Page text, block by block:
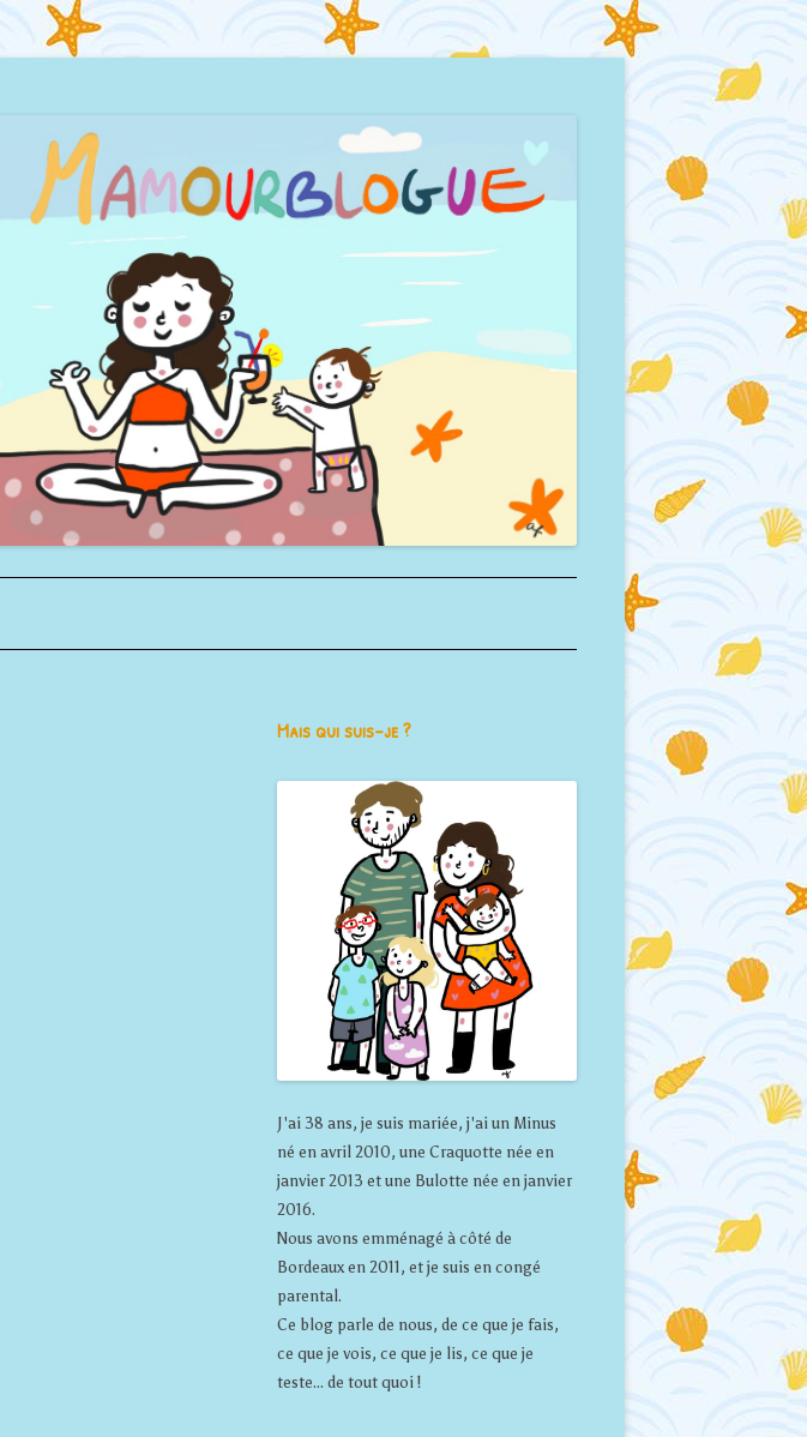
Aller au contenu principal
Mais qui suis-je ?
J'ai 38 ans, je suis mariée, j'ai un Minus
né en avril 2010, une Craquotte née en
janvier 2013 et une Bulotte née en janvier
2016.
Nous avons emménagé à côté de
Bordeaux en 2011, et je suis en congé
parental.
Ce blog parle de nous, de ce que je fais,
ce que je vois, ce que je lis, ce que je
teste... de tout quoi !